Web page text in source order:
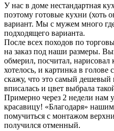
У нас в доме нестандартная
поэтому готовые кухни (хоть
вариант. Мы с мужем много
подходящего варианта.
После всех походов по
на заказ под наши размеры.
обмерил, посчитал,
хотелось, и картинка в голове
скажу, что это самый дешевый
вписалась и цвет выбрала
Примерно через 2 недели нам
красавицу! «Благодаря»
помучиться с монтажом
получился отменный.